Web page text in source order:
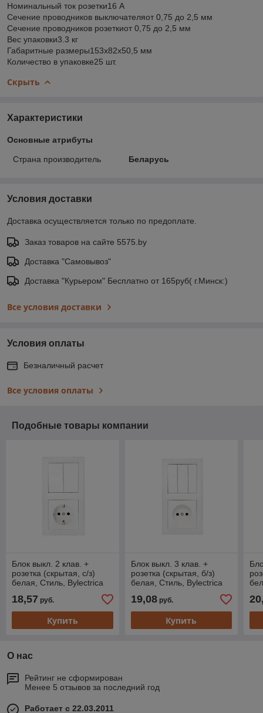
Номинальный ток розетки16 А
Сечение проводников выключателяот 0,75 до 2,5 мм
Сечение проводников розеткиот 0,75 до 2,5 мм
Вес упаковки3.3 кг
Габаритные размеры153х82х50,5 мм
Количество в упаковке25 шт.
Скрыть
Характеристики
Основные атрибуты
Страна производитель Беларусь
Условия доставки
Доставка осуществляется только по предоплате.
Заказ товаров на сайте 5575.by
Доставка "Самовывоз"
Доставка "Курьером" Бесплатно от 165руб( г.Минск:)
Все условия доставки
Условия оплаты
Безналичный расчет
Все условия оплаты
Подобные товары компании
Блок выкл. 2 клав. +
розетка (скрытая, с/з)
белая, Стиль, Bylectrica
18,57 руб.
Купить
Блок выкл. 3 клав. +
розетка (скрытая, б/з)
белая, Стиль, Bylectrica
19,08руб.
Купить
О нас
Рейтинг не сформирован
Менее 5 отзывов за последний год
Работает с 22.03.2011